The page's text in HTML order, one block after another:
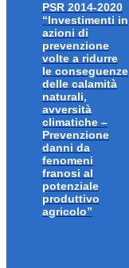
PSR 2014-2020
“Investimenti in
azioni di
prevenzione
volte a ridurre
le conseguenze
delle calamità
naturali,
avversità
climatiche –
Prevenzione
danni da
fenomeni
franosi al
potenziale
produttivo
agricolo”